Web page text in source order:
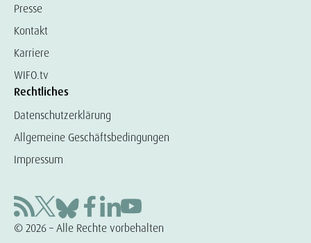
Presse
Kontakt
Karriere
WIFO.tv
Rechtliches
Datenschutzerklärung
Allgemeine Geschäftsbedingungen
Impressum
© 2026 – Alle Rechte vorbehalten